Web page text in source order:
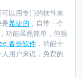
以用专门的软件来
希捷的 ，自带一个
功能虽然简单，但很
备份软件 ，功能十
用户来说，免费的